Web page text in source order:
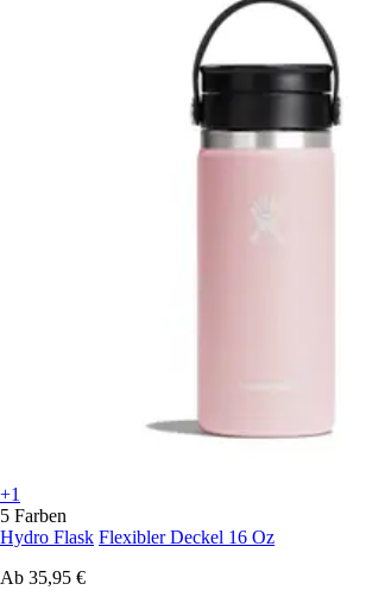
+1
5 Farben
Hydro Flask Flexibler Deckel 16 Oz
Ab 35,95 €